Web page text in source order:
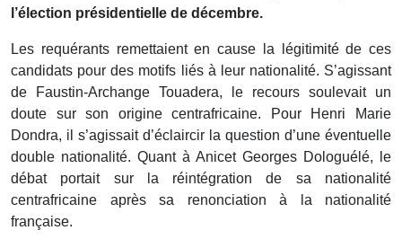
l’élection présidentielle de décembre.
Les requérants remettaient en cause la légitimité de ces
candidats pour des motifs liés à leur nationalité. S’agissant
de Faustin-Archange Touadera, le recours soulevait un
doute sur son origine centrafricaine. Pour Henri Marie
Dondra, il s’agissait d’éclaircir la question d’une éventuelle
double nationalité. Quant à Anicet Georges Dologuélé, le
débat portait sur la réintégration de sa nationalité
centrafricaine après sa renonciation à la nationalité
française.